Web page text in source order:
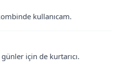
kullanıcam.
için de kurtarıcı.